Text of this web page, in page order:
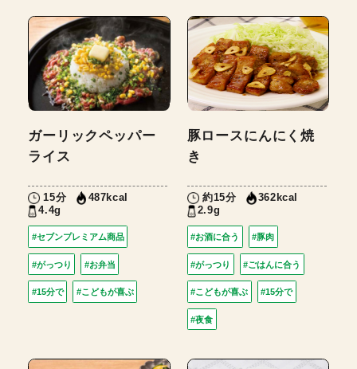
ガーリックペッパー
ライス
15分
487kcal
4.4g
#セブンプレミアム商品
#がっつり #お弁当
#15分で #こどもが喜ぶ
豚ロースにんにく焼
き
約15分
362kcal
2.9g
#お酒に合う #豚肉
#がっつり #ごはんに合う
#こどもが喜ぶ #15分で
#夜食